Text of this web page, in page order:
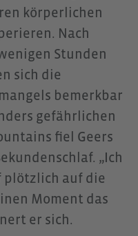
körperlichen
Nach
Stunden
sich die
bemerkbar
gefährlichen
fiel Geers
„Ich
plötzlich auf die
Moment das
er sich.